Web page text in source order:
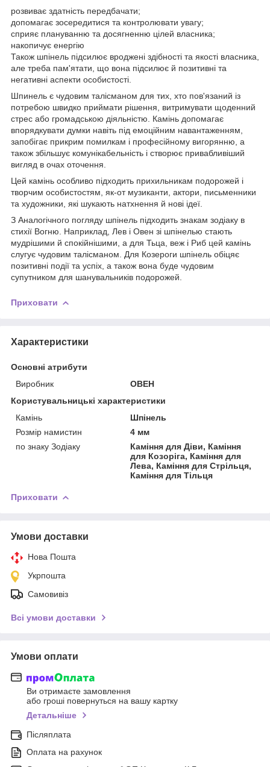
розвиває здатність передбачати;
допомагає зосередитися та контролювати увагу;
сприяє плануванню та досягненню цілей власника;
накопичує енергію
Також шпінель підсилює вроджені здібності та якості власника,
але треба пам'ятати, що вона підсилює й позитивні та
негативні аспекти особистості.
Шпинель є чудовим талісманом для тих, хто пов'язаний із
потребою швидко приймати рішення, витримувати щоденний
стрес або громадською діяльністю. Камінь допомагає
впорядкувати думки навіть під емоційним навантаженням,
запобігає прикрим помилкам і професійному вигорянню, а
також збільшує комунікабельність і створює привабливіший
вигляд в очах оточення.
Цей камінь особливо підходить прихильникам подорожей і
творчим особистостям, як-от музиканти, актори, письменники
та художники, які шукають натхнення й нові ідеї.
З Аналогічного погляду шпінель підходить знакам зодіаку в
стихії Вогню. Наприклад, Лев і Овен зі шпінелью стають
мудрішими й спокійнішими, а для Тьца, веж і Риб цей камінь
слугує чудовим талісманом. Для Козероги шпінель обіцяє
позитивні події та успіх, а також вона буде чудовим
супутником для шанувальників подорожей.
Приховати
Характеристики
Основні атрибути
Виробник
ОВЕН
Користувальницькі характеристики
Камінь
Шпінель
Розмір намистин
4 мм
по знаку Зодіаку
Каміння для Діви, Каміння
для Козоріга, Каміння для
Лева, Каміння для Стрільця,
Каміння для Тільця
Приховати
Умови доставки
Нова Пошта
Укрпошта
Самовивіз
Всі умови доставки
Умови оплати
Ви отримаєте замовлення
або гроші повернуться на вашу картку
Детальніше
Післяплата
Оплата на рахунок